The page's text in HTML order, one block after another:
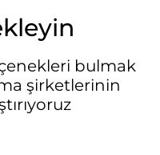
bulmak
şirketlerinin